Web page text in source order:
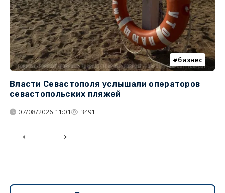
бизнес
Власти Севастополя услышали операторов
севастопольских пляжей
07/08/2026 11:01 3491